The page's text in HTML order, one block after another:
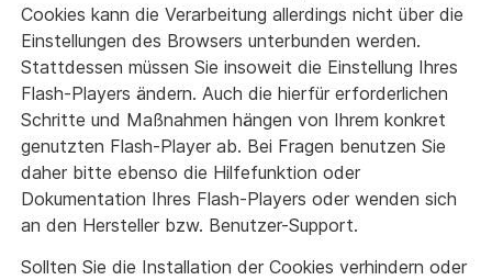
Cookies kann die Verarbeitung allerdings nicht über die
Einstellungen des Browsers unterbunden werden.
Stattdessen müssen Sie insoweit die Einstellung Ihres
Flash-Players ändern. Auch die hierfür erforderlichen
Schritte und Maßnahmen hängen von Ihrem konkret
genutzten Flash-Player ab. Bei Fragen benutzen Sie
daher bitte ebenso die Hilfefunktion oder
Dokumentation Ihres Flash-Players oder wenden sich
an den Hersteller bzw. Benutzer-Support.
Sollten Sie die Installation der Cookies verhindern oder